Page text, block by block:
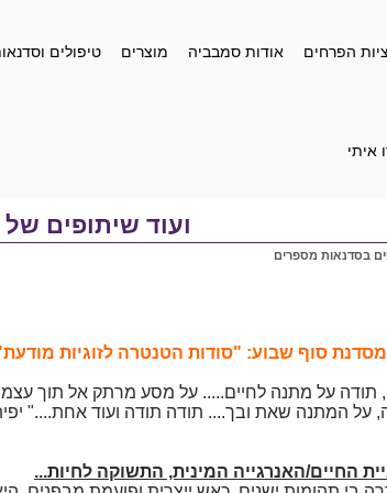
הפרחים אודות סמבביה מוצרים טיפולים
איתי
ועוד שיתופים
בסדנאות מספרים
סוף שבוע: "סודות הטנטרה לזוגיות מודעת" יולי
על מתנה לחיים..... על מסע מרתק אל תוך
על המתנה שאת ובך.... תודה תודה ועוד אחת...."
החיים/האנרגייה המינית, התשוקה לחיות...